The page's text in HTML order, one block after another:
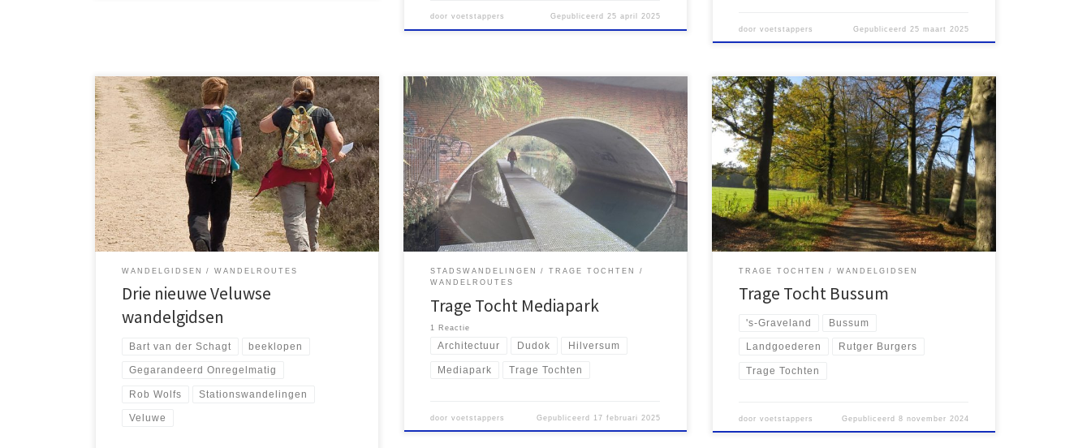
doorvoetstappers Gepubliceerd 25 april 2025
doorvoetstappers Gepubliceerd 25 maart 2025
In de winter van 2024-2025 werden drie wandelgidsen
over de Veluwe gepubliceerd. Rob Wolfs
compileerde 'Veluwse rondjes' en 'Veluwse
beeklopen', die respectievelijk 20 en 17 routes
bieden. Bart van der Schagt introduceerde een gids
met 18 stationswandelingen.
WANDELGIDSEN WANDELROUTES
Drie nieuwe Veluwse
wandelgidsen
Bart van der Schagt beeklopen
Gegarandeerd Onregelmatig
Rob Wolfs Stationswandelingen
Veluwe
Op 15 februari 2025 maakte ik met mijn zoon Lucas
een wandeling van 13 kilometer vanaf het Mediapark
naar de groene randen van Hilversum. De route leidde
langs historische gebouwen, natuurgebieden zoals
Corversbos en Boombergpark, en eindigde bij de
VPRO. We genoten van de afwisselende omgeving en
rijke geschiedenis.
STADSWANDELINGEN
TRAGE TOCHTEN
WANDELROUTES
Trage Tocht Mediapark
1 Reactie
Architectuur Dudok Hilversum
Mediapark Trage Tochten
doorvoetstappers Gepubliceerd 17 februari 2025
Op zondag 3 november haalde ik mijn zoon Lucas op
in Almere om te gaan wandelen. Het doel was dit keer
Bussum-Zuid, waar je de Trage Trage Tocht Bussum,
een wandeling van ruim 16 kilometer kunt beginnen.
Deze route is ontworpen door Rutger Burgers en is te
vinden in de […]
TRAGE TOCHTEN WANDELGIDSEN
Trage Tocht Bussum
's-Graveland Bussum
Landgoederen Rutger Burgers
Trage Tochten
doorvoetstappers Gepubliceerd 8 november 2024